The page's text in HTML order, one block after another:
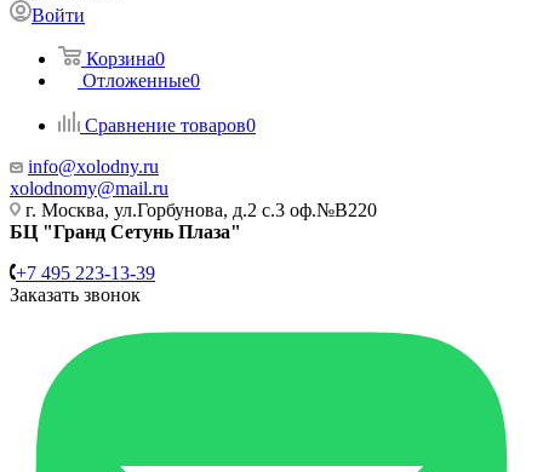
Войти
Корзина0
Отложенные0
Сравнение товаров0
info@xolodny.ru
xolodnomy@mail.ru
г. Москва, ул.Горбунова, д.2 с.3 оф.№В220
БЦ "Гранд Сетунь Плаза"
+7 495 223-13-39
Заказать звонок